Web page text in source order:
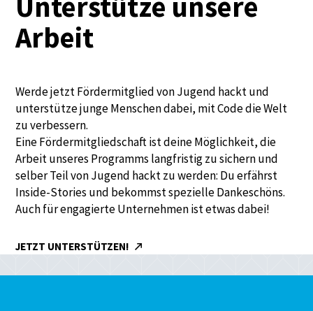
Arbeit
Werde jetzt Fördermitglied von Jugend hackt und
unterstütze junge Menschen dabei, mit Code die Welt
zu verbessern.
Eine Fördermitgliedschaft ist deine Möglichkeit, die
Arbeit unseres Programms langfristig zu sichern und
selber Teil von Jugend hackt zu werden: Du erfährst
Inside-Stories und bekommst spezielle Dankeschöns.
Auch für engagierte Unternehmen ist etwas dabei!
JETZT UNTERSTÜTZEN!